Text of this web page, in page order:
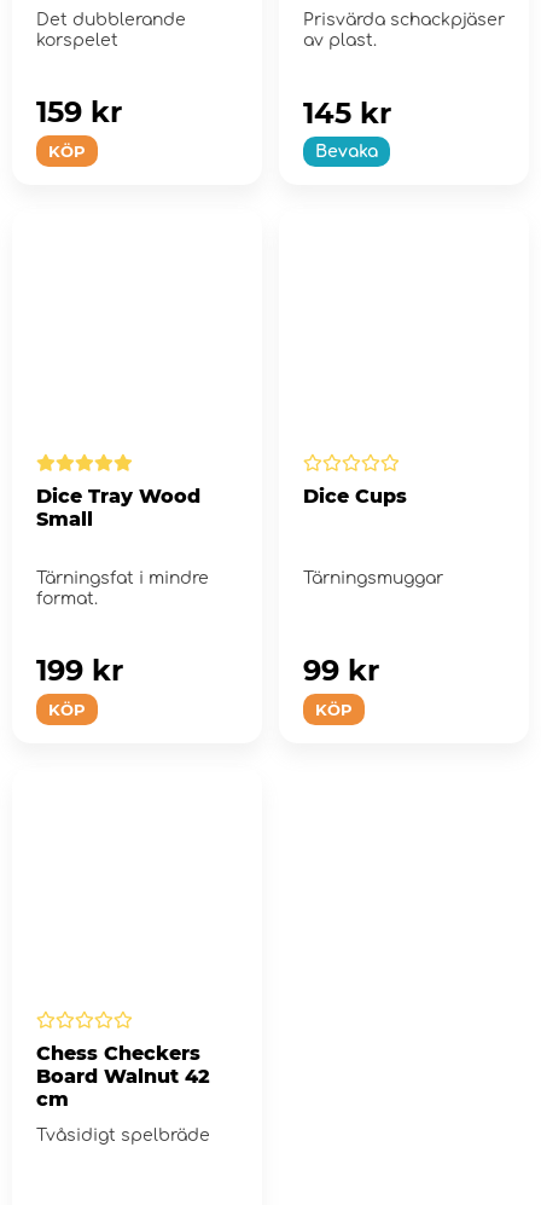
Det dubblerande
korspelet
KÖP
159 kr
Prisvärda schackpjäser
av plast.
Bevaka
145 kr
Dice Tray Wood
Small
Tärningsfat i mindre
format.
KÖP
199 kr
Dice Cups
Tärningsmuggar
KÖP
99 kr
Chess Checkers
Board Walnut 42
cm
Tvåsidigt spelbräde